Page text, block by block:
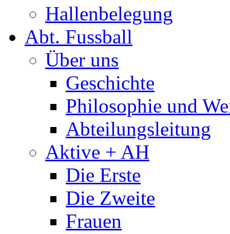
Hallenbelegung
Abt. Fussball
Über uns
Geschichte
Philosophie und
Abteilungsleitung
Aktive + AH
Die Erste
Die Zweite
Frauen